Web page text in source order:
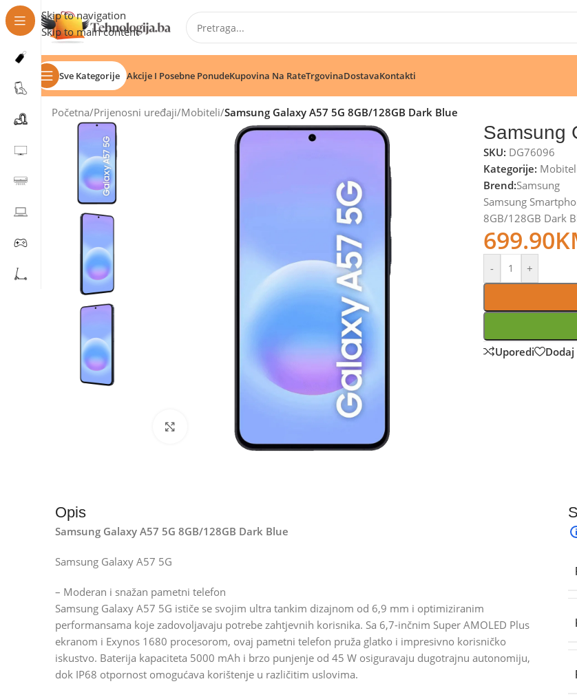
Skip to navigation
Skip to main content
Sve Kategorije Akcije I Posebne PonudeKupovina Na RateTrgovinaDostavaKontakti
Početna/Prijenosni uređaji/Mobiteli/Samsung Galaxy A57 5G 8GB/128GB Dark Blue
Kliknite za uvećanje
Samsung
SKU: DG76096
Kategorije:
Brend:Samsung
Samsung
8GB/128GB Dark
699.90
- +
Uporedi
Opis
Samsung Galaxy A57 5G 8GB/128GB Dark Blue
Samsung Galaxy A57 5G
– Moderan i snažan pametni telefon
Samsung Galaxy A57 5G ističe se svojim ultra tankim dizajnom od 6,9 mm i optimiziranim
performansama koje zadovoljavaju potrebe zahtjevnih korisnika. Sa 6,7-inčnim Super AMOLED Plus
ekranom i Exynos 1680 procesorom, ovaj pametni telefon pruža glatko i impresivno korisničko
iskustvo. Baterija kapaciteta 5000 mAh i brzo punjenje od 45 W osiguravaju dugotrajnu autonomiju,
dok IP68 otpornost omogućava korištenje u različitim uslovima.